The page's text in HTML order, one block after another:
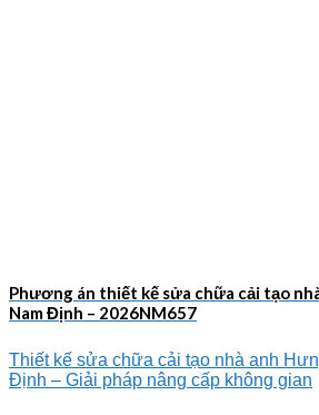
Phương án thiết kế sửa chữa cải tạo
Nam Định – 2026NM657
Thiết kế sửa chữa cải tạo nhà anh
Định – Giải pháp nâng cấp không gian